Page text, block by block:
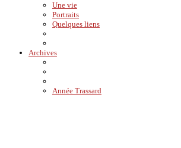
Une vie
Portraits
Quelques liens
Archives
Année Trassard